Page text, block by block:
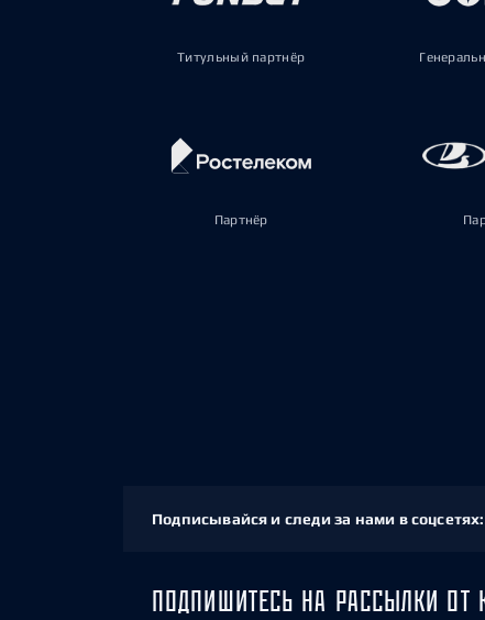
Титульный партнёр
Партнёр
Подписывайся и следи за нами в соцсетях:
ПОДПИШИТЕСЬ НА РАССЫЛКИ ОТ